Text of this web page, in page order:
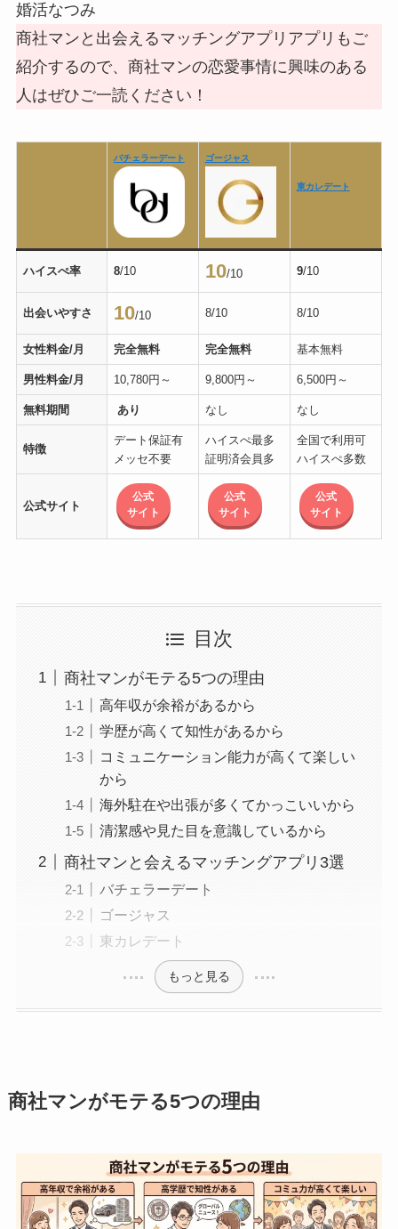
婚活なつみ
商社マンと出会えるマッチングアプリアプリもご
紹介するので、商社マンの恋愛事情に興味のある
人はぜひご一読ください！
バチェラーデート ゴージャス
東カレデート
ハイスぺ率 8/10 10/10 9/10
出会いやすさ 10/10 8/10 8/10
女性料金/月 完全無料 完全無料 基本無料
男性料金/月 10,780円～ 9,800円～ 6,500円～
無料期間 あり なし なし
特徴
デート保証有
メッセ不要
ハイスぺ最多
証明済会員多
全国で利用可
ハイスぺ多数
公式サイト
公式
サイト
公式
サイト
公式
サイト
目次
商社マンがモテる5つの理由
高年収が余裕があるから
学歴が高くて知性があるから
コミュニケーション能力が高くて楽しい
から
海外駐在や出張が多くてかっこいいから
清潔感や見た目を意識しているから
商社マンと会えるマッチングアプリ3選
バチェラーデート
ゴージャス
東カレデート
もっと見る
商社マンがモテる5つの理由